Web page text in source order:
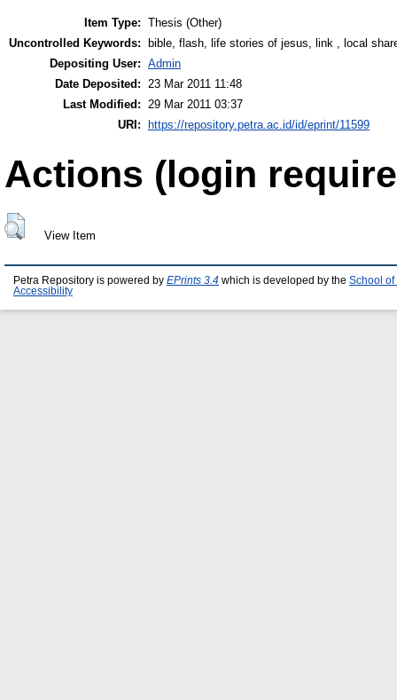
Item Type: Thesis (Other)
Uncontrolled Keywords: bible, flash, life stories of jesus, link , local
Depositing User: Admin
Date Deposited:
23 Mar 2011 11:48
Last Modified:
29 Mar 2011 03:37
URI: https://repository.petra.ac.id/id/eprint/11599
Actions (login
View Item
Petra Repository is powered by EPrints 3.4 which is developed by the School of
Accessibility